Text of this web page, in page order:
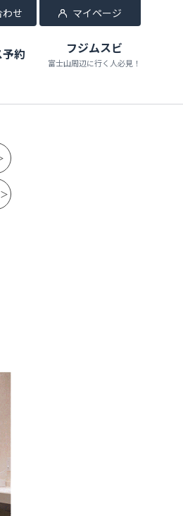
わせ マイページ
約 フジムスビ
富士山周辺に行く人必見！